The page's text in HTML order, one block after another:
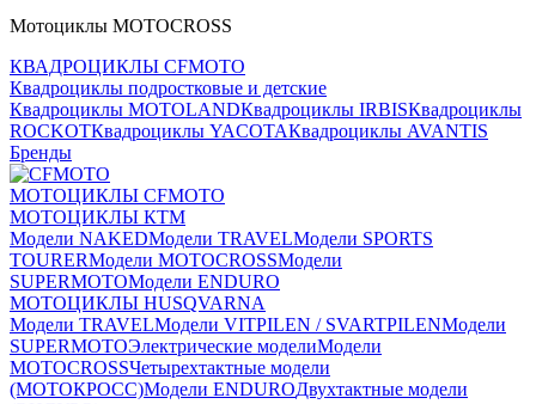
Мотоциклы MOTOCROSS
КВАДРОЦИКЛЫ CFMOTO
Квадроциклы подростковые и детские
Квадроциклы MOTOLANDКвадроциклы IRBISКвадроциклы
ROCKOTКвадроциклы YACOTAКвадроциклы AVANTIS
Бренды
МОТОЦИКЛЫ CFMOTO
МОТОЦИКЛЫ КТМ
Модели NAKEDМодели TRAVELМодели SPORTS
TOURERМодели MOTOCROSSМодели
SUPERMOTOМодели ENDURO
МОТОЦИКЛЫ HUSQVARNA
Модели TRAVELМодели VITPILEN / SVARTPILENМодели
SUPERMOTOЭлектрические моделиМодели
MOTOCROSSЧетырехтактные модели
(МОТОКРОСС)Модели ENDUROДвухтактные модели